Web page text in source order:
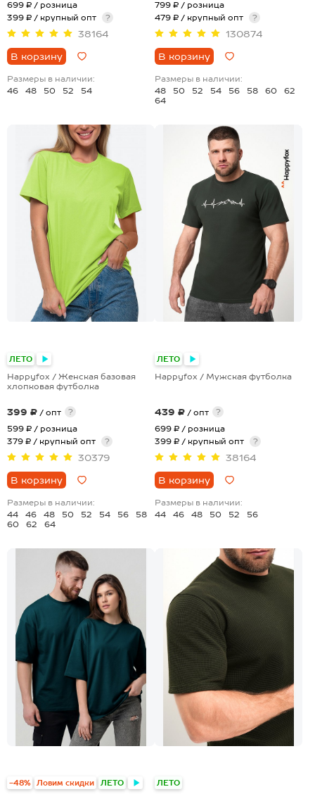
699 ₽ / розница
399 ₽ / крупный опт
?
38164
В корзину
Размеры в наличии:
46
48 50 52 54
799 ₽ / розница
479 ₽ / крупный опт
?
130874
В корзину
Размеры в наличии:
48
50 52 54 56 58 60
62
64
ЛЕТО
Happyfox / Женская базовая
хлопковая футболка
399 ₽ / опт
?
599 ₽ / розница
379 ₽ / крупный опт
?
30379
В корзину
Размеры в наличии:
44
46 48 50 52 54 56
58
60
62 64
ЛЕТО
Happyfox / Мужская футболка
439 ₽ / опт
?
699 ₽ / розница
399 ₽ / крупный опт
?
38164
В корзину
Размеры в наличии:
44
46 48 50 52 56
-48% Ловим скидки ЛЕТО ЛЕТО